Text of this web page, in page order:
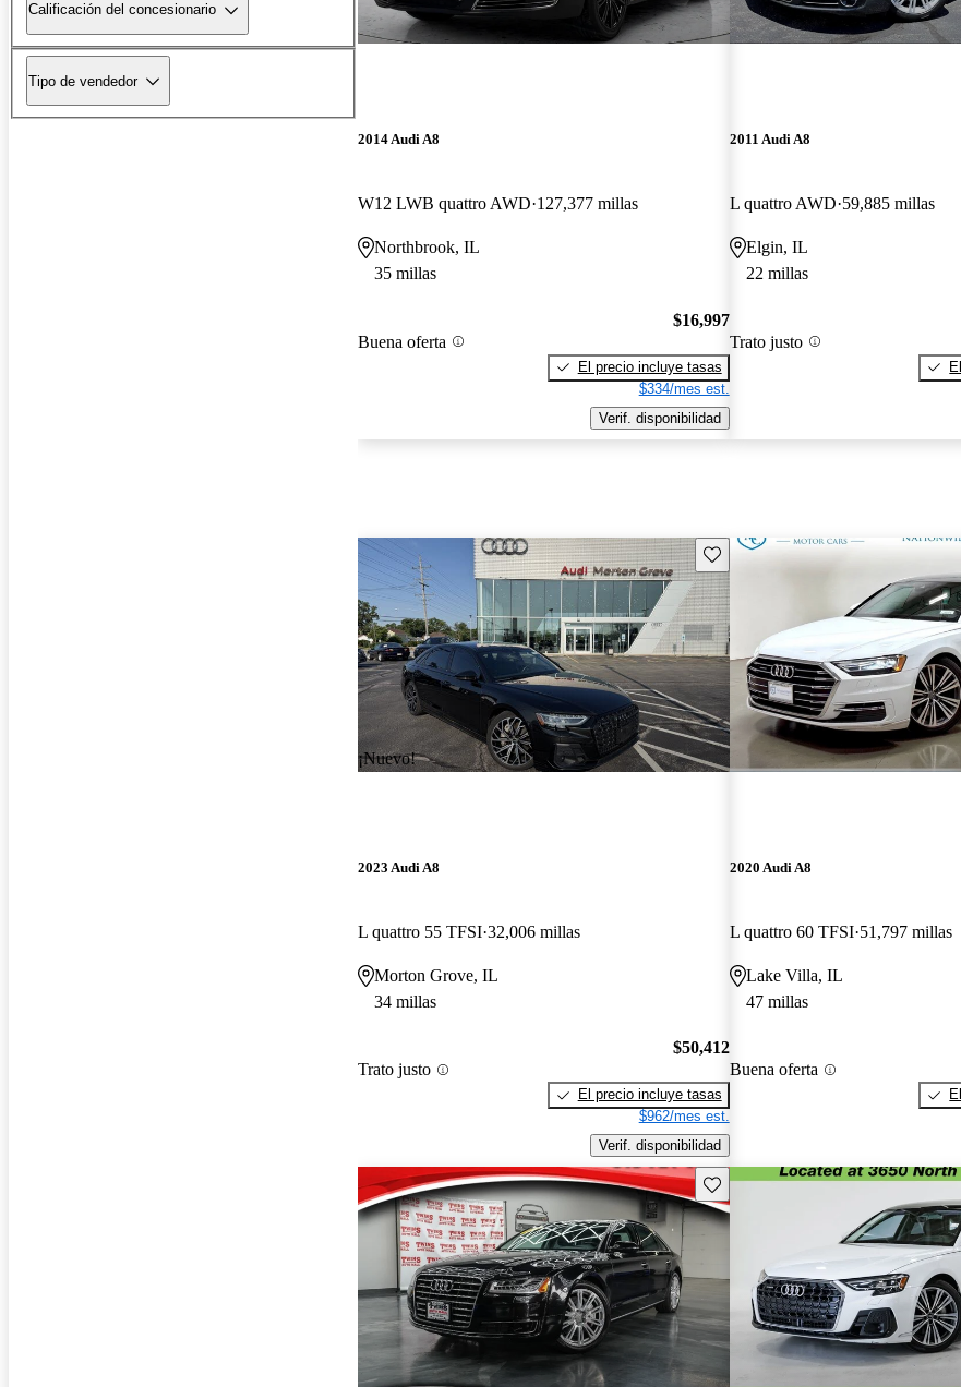
Calificación del concesionario
Tipo de vendedor
2014 Audi A8
W12 LWB quattro AWD 127,377 millas
Northbrook, IL
35 millas
Buena oferta
$16,997
El precio incluye tasas
$334/mes est.
Verif. disponibilidad
2011 Audi A8
L quattro AWD 59,885 millas
Elgin, IL
22 millas
Trato justo
¡Nuevo!
Guarda este Aviso
2023 Audi A8
L quattro 55 TFSI 32,006 millas
Morton Grove, IL
34 millas
Trato justo
$50,412
El precio incluye tasas
$962/mes est.
Verif. disponibilidad
2020 Audi A8
L quattro 60 TFSI 51,797 millas
Lake Villa, IL
47 millas
Buena oferta
Guarda este Aviso